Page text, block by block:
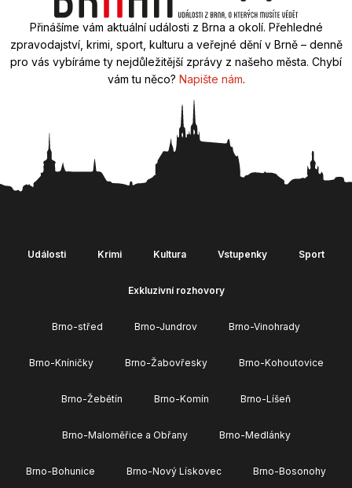
Přinášíme vám aktuální události z Brna a okolí. Přehledné
zpravodajství, krimi, sport, kulturu a veřejné dění v Brně – denně
pro vás vybíráme ty nejdůležitější zprávy z našeho města. Chybí
vám tu něco? Napište nám.
Události Krimi Kultura Vstupenky Sport
Exkluzivní rozhovory
Brno-střed Brno-Jundrov Brno-Vinohrady
Brno-Kníničky Brno-Žabovřesky Brno-Kohoutovice
Brno-Žebětín Brno-Komín Brno-Líšeň
Brno-Maloměřice a Obřany Brno-Medlánky
Brno-Bohunice Brno-Nový Lískovec Brno-Bosonohy